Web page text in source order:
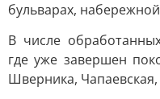
бульварах,
В числе
где уже завершен
Шверника,